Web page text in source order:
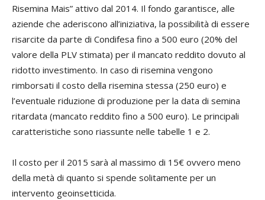
Risemina Mais” attivo dal 2014. Il fondo garantisce, alle
aziende che aderiscono all’iniziativa, la possibilità di essere
risarcite da parte di Condifesa fino a 500 euro (20% del
valore della PLV stimata) per il mancato reddito dovuto al
ridotto investimento. In caso di risemina vengono
rimborsati il costo della risemina stessa (250 euro) e
l’eventuale riduzione di produzione per la data di semina
ritardata (mancato reddito fino a 500 euro). Le principali
caratteristiche sono riassunte nelle tabelle 1 e 2.
Il costo per il 2015 sarà al massimo di 15€ ovvero meno
della metà di quanto si spende solitamente per un
intervento geoinsetticida.